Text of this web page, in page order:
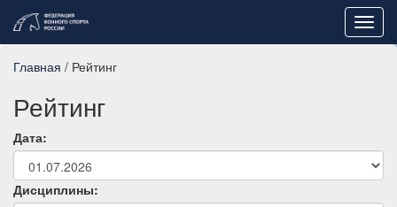
Главная / Рейтинг
Рейтинг
Дата:
Дисциплины: